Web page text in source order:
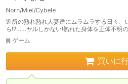
Norn/Miel/Cybele
近所の熟れ熟れ人妻達にムラムラする日々、
ら!?……ヤルしかない!熟れた身体を正体不明
ゲーム
買いに